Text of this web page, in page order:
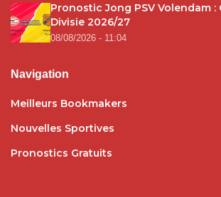
Pronostic Jong PSV Volendam :
Divisie 2026/27
08/08/2026 - 11:04
Navigation
Meilleurs Bookmakers
Nouvelles Sportives
Pronostics Gratuits